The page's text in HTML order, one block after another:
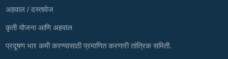
अहवाल / दस्तावेज
कृती योजना आणि अहवाल
प्रदूषण भार कमी करण्यासाठी प्रमाणित करणारी तांत्रिक समिती.